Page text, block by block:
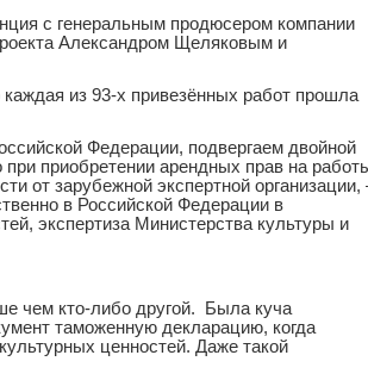
с генеральным продюсером компании
Александром Щеляковым и
из 93-х привезённых работ прошла
Федерации, подвергаем двойной
приобретении арендных прав на
от зарубежной экспертной организации,
в Российской Федерации в
экспертиза Министерства культуры и
чем кто-либо другой. Была куча
таможенную декларацию, когда
ценностей. Даже такой